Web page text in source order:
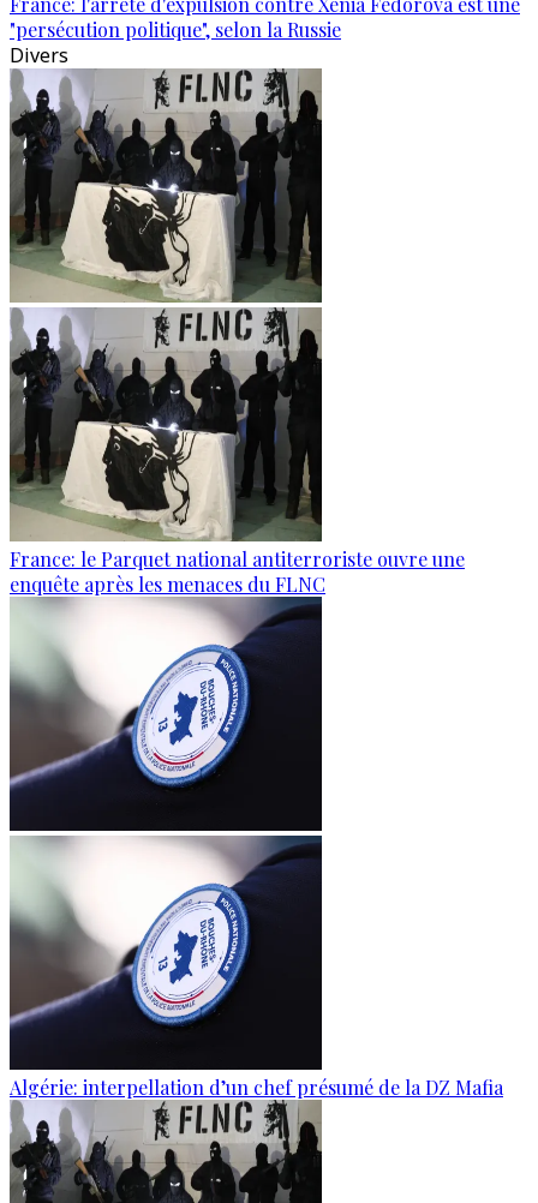
"persécution politique", selon la Russie
Divers
France: le Parquet national antiterroriste ouvre une
enquête après les menaces du FLNC
Algérie: interpellation d’un chef présumé de la DZ Mafia